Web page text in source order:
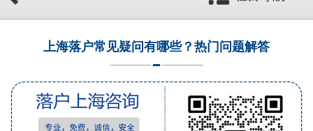
上海落户常见疑问有哪些？热门问题解答